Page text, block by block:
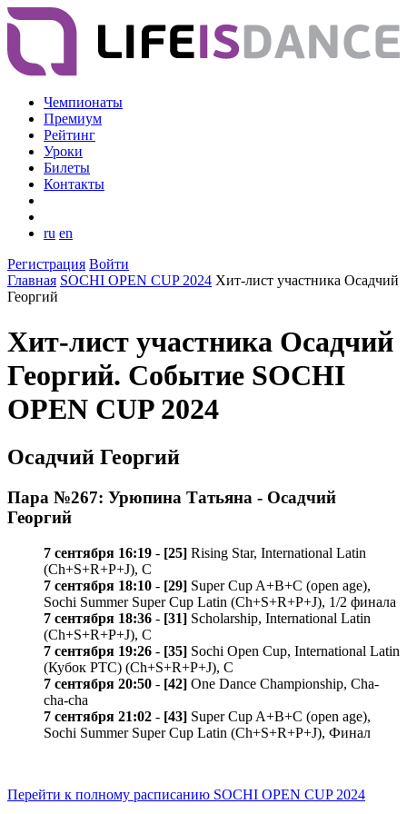
Чемпионаты
Премиум
Рейтинг
Уроки
Билеты
Контакты
ru en
Регистрация Войти
Главная SOCHI OPEN CUP 2024 Хит-лист участника Осадчий
Георгий
Хит-лист участника Осадчий
Георгий. Событие SOCHI
OPEN CUP 2024
Осадчий Георгий
Пара №267: Урюпина Татьяна - Осадчий
Георгий
7 сентября 16:19 - [25] Rising Star, International Latin
(Ch+S+R+P+J), C
7 сентября 18:10 - [29] Super Cup A+B+C (open age),
Sochi Summer Super Cup Latin (Ch+S+R+P+J), 1/2 финала
7 сентября 18:36 - [31] Scholarship, International Latin
(Ch+S+R+P+J), C
7 сентября 19:26 - [35] Sochi Open Cup, International Latin
(Кубок РТС) (Ch+S+R+P+J), C
7 сентября 20:50 - [42] One Dance Championship, Cha-
cha-cha
7 сентября 21:02 - [43] Super Cup A+B+C (open age),
Sochi Summer Super Cup Latin (Ch+S+R+P+J), Финал
Перейти к полному расписанию SOCHI OPEN CUP 2024